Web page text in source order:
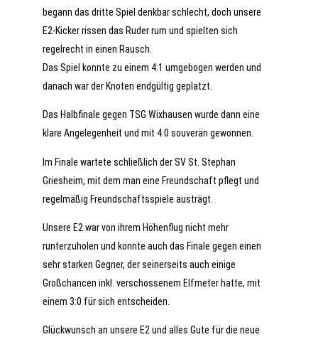
begann das dritte Spiel denkbar schlecht, doch unsere
E2-Kicker rissen das Ruder rum und spielten sich
regelrecht in einen Rausch.
Das Spiel konnte zu einem 4:1 umgebogen werden und
danach war der Knoten endgültig geplatzt.
Das Halbfinale gegen TSG Wixhausen wurde dann eine
klare Angelegenheit und mit 4:0 souverän gewonnen.
Im Finale wartete schließlich der SV St. Stephan
Griesheim, mit dem man eine Freundschaft pflegt und
regelmäßig Freundschaftsspiele austrägt.
Unsere E2 war von ihrem Höhenflug nicht mehr
runterzuholen und konnte auch das Finale gegen einen
sehr starken Gegner, der seinerseits auch einige
Großchancen inkl. verschossenem Elfmeter hatte, mit
einem 3:0 für sich entscheiden.
Glückwunsch an unsere E2 und alles Gute für die neue